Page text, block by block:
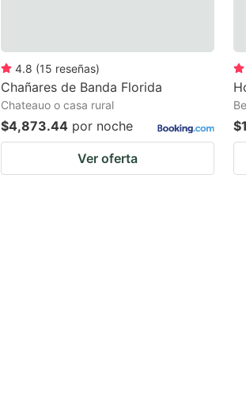
4.8 (15 reseñas)
Chañares de Banda Florida
Chateauo o casa rural
$4,873.44 por noche
Ver oferta